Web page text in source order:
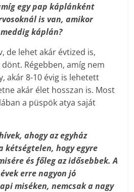
egy pap káplánként
is van, amikor
káplán?
de lehet akár évtized is,
Régebben, amíg nem
akár 8-10 évig is lehetett
akár élet hosszan is. Most
a püspök atya saját
ahogy az egyház
kétségtelen, hogy egyre
és főleg az idősebbek. A
erre nagyon jó
miséken, nemcsak a nagy